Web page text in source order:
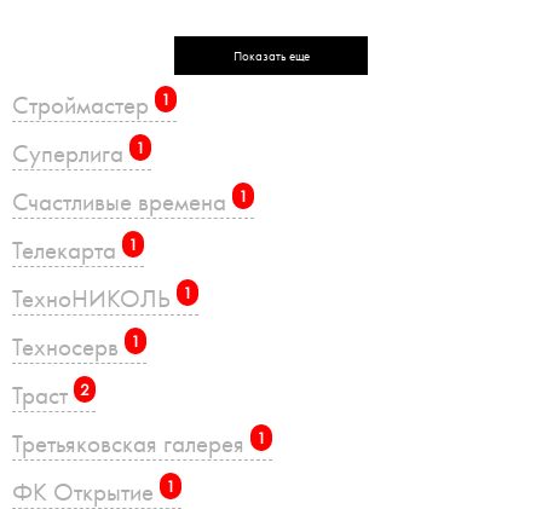
Показать еще
Строймастер 1
Суперлига 1
Счастливые времена 1
Телекарта 1
ТехноНИКОЛЬ 1
Техносерв 1
Траст 2
Третьяковская галерея 1
ФК Открытие 1